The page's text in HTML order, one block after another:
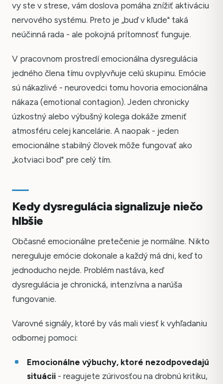
vy ste v strese, vám doslova pomáha znížiť aktiváciu
nervového systému. Preto je „buď v kľude" taká
neúčinná rada - ale pokojná prítomnosť funguje.
V pracovnom prostredí emocionálna dysregulácia
jedného člena tímu ovplyvňuje celú skupinu. Emócie
sú nákazlivé - neurovedci tomu hovoria emocionálna
nákaza (emotional contagion). Jeden chronicky
úzkostný alebo výbušný kolega dokáže zmeniť
atmosféru celej kancelárie. A naopak - jeden
emocionálne stabilný človek môže fungovať ako
„kotviaci bod" pre celý tím.
Kedy dysregulácia signalizuje niečo
hlbšie
Občasné emocionálne pretečenie je normálne. Nikto
nereguluje emócie dokonale a každý má dni, keď to
jednoducho nejde. Problém nastáva, keď
dysregulácia je chronická, intenzívna a narúša
fungovanie.
Varovné signály, ktoré by vás mali viesť k vyhľadaniu
odbornej pomoci:
Emocionálne výbuchy, ktoré nezodpovedajú
situácii- reagujete zúrivosťou na drobnú kritiku,